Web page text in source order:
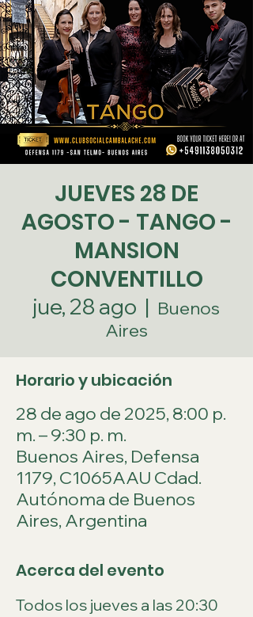
JUEVES 28 DE
AGOSTO - TANGO -
MANSION
CONVENTILLO
jue, 28 ago
  |
Buenos
Aires
Horario y ubicación
28 de ago de 2025, 8:00 p.
m. – 9:30 p. m.
Buenos Aires, Defensa
1179, C1065AAU Cdad.
Autónoma de Buenos
Aires, Argentina
Acerca del evento
Todos los jueves a las 20:30